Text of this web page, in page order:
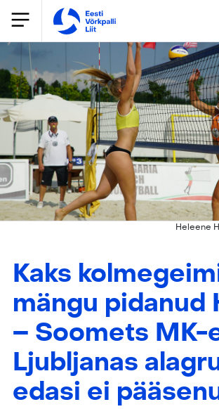
Heleene
Kaks
mängu pidanud
– Soomets MK-
Ljubljanas
edasi ei